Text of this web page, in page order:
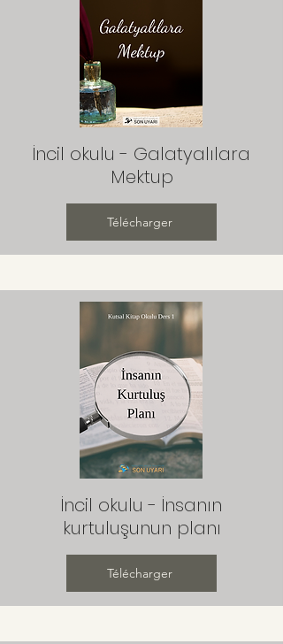
İncil okulu - Galatyalılara
Mektup
Télécharger
İncil okulu - İnsanın
kurtuluşunun planı
Télécharger